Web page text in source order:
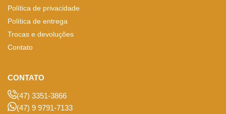
Política de privacidade
Política de entrega
Trocas e devoluções
Contato
CONTATO
(47) 3351-3866
(47) 9 9791-7133